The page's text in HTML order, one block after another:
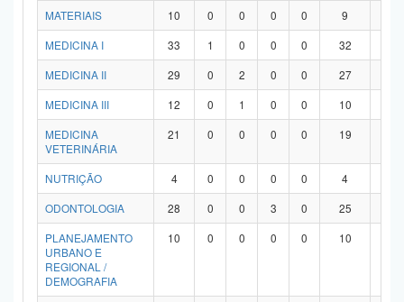
MATERIAIS 10 0 0 0 0 9
MEDICINA I
33 1 0 0 0 32
MEDICINA II
29 0 2 0 0 27
MEDICINA III
12 0 1 0 0 10
MEDICINA
VETERINÁRIA
21 0 0 0 0 19
NUTRIÇÃO 4 0 0 0 0 4
ODONTOLOGIA
28 0 0 3 0 25
PLANEJAMENTO
URBANO E
REGIONAL /
DEMOGRAFIA
10 0 0 0 0 10